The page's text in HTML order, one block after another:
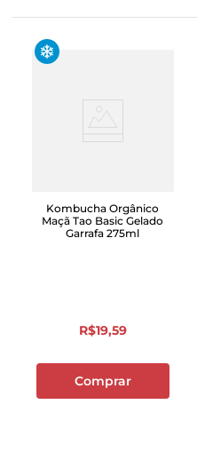
Kombucha Orgânico
Maçã Tao Basic Gelado
Garrafa 275ml
R$19,59
Comprar